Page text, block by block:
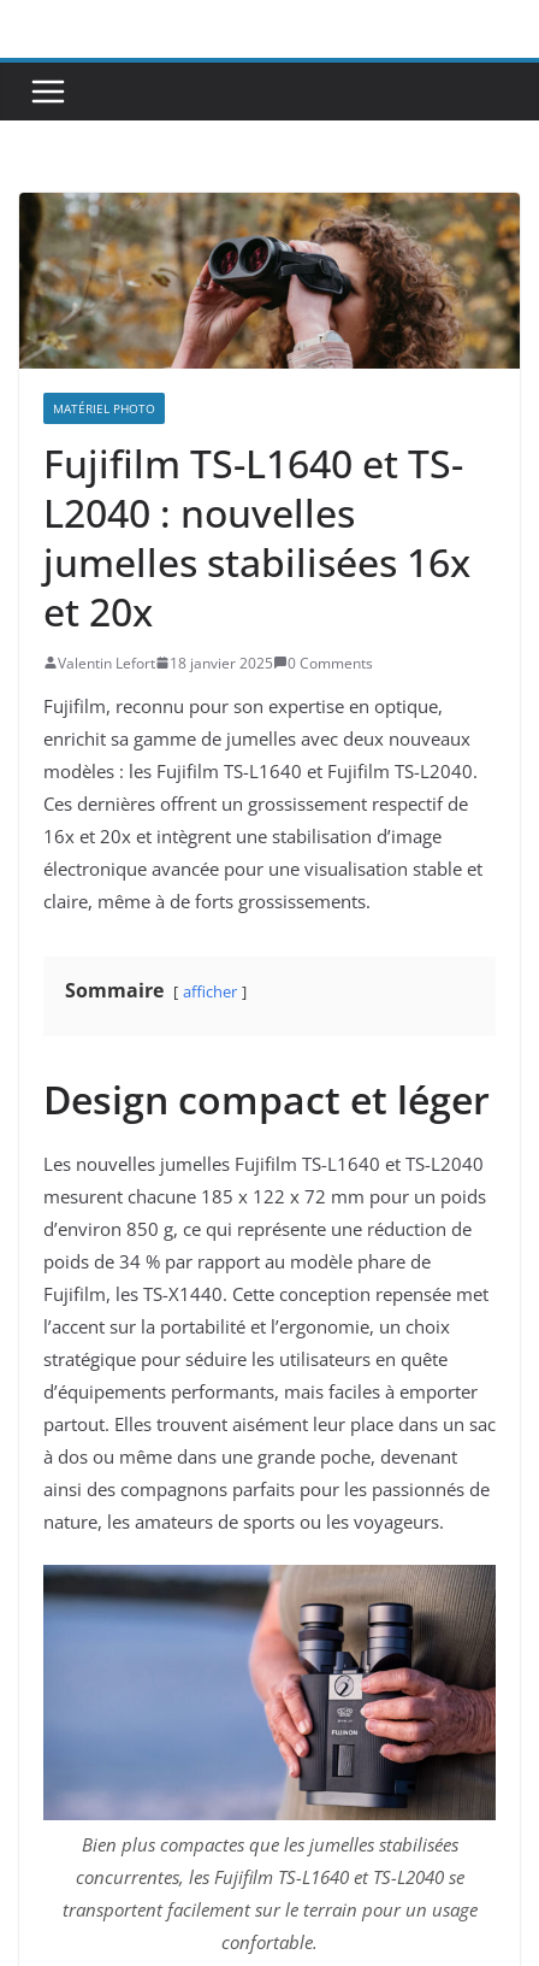
contenu
MATÉRIEL PHOTO
Fujifilm TS-L1640 et TS-
L2040 : nouvelles
jumelles stabilisées 16x
et 20x
Valentin Lefort 18 janvier 2025 0 Comments
Fujifilm, reconnu pour son expertise en optique,
enrichit sa gamme de jumelles avec deux nouveaux
modèles : les Fujifilm TS-L1640 et Fujifilm TS-L2040.
Ces dernières offrent un grossissement respectif de
16x et 20x et intègrent une stabilisation d’image
électronique avancée pour une visualisation stable et
claire, même à de forts grossissements.
Sommaire afficher
Design compact et léger
Les nouvelles jumelles Fujifilm TS-L1640 et TS-L2040
mesurent chacune 185 x 122 x 72 mm pour un poids
d’environ 850 g, ce qui représente une réduction de
poids de 34 % par rapport au modèle phare de
Fujifilm, les TS-X1440. Cette conception repensée met
l’accent sur la portabilité et l’ergonomie, un choix
stratégique pour séduire les utilisateurs en quête
d’équipements performants, mais faciles à emporter
partout. Elles trouvent aisément leur place dans un sac
à dos ou même dans une grande poche, devenant
ainsi des compagnons parfaits pour les passionnés de
nature, les amateurs de sports ou les voyageurs.
Bien plus compactes que les jumelles stabilisées
concurrentes, les Fujifilm TS-L1640 et TS-L2040 se
transportent facilement sur le terrain pour un usage
confortable.